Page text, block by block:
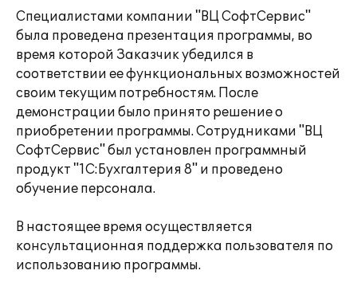
Специалистами компании "ВЦ СофтСервис"
была проведена презентация программы, во
время которой Заказчик убедился в
соответствии ее функциональных возможностей
своим текущим потребностям. После
демонстрации было принято решение о
приобретении программы. Сотрудниками "ВЦ
СофтСервис" был установлен программный
продукт "1С:Бухгалтерия 8" и проведено
обучение персонала.
В настоящее время осуществляется
консультационная поддержка пользователя по
использованию программы.